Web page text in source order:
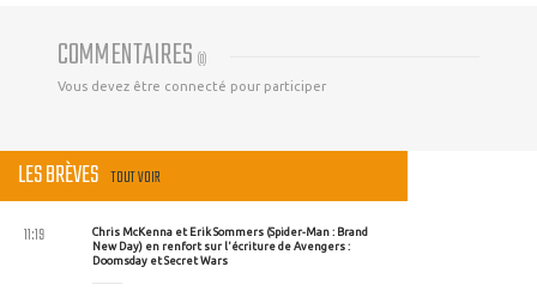
COMMENTAIRES (0)
Vous devez être connecté pour participer
LES BRÈVES TOUT VOIR
Chris McKenna et Erik Sommers (Spider-Man : Brand
New Day) en renfort sur l'écriture de Avengers :
Doomsday et Secret Wars
11:19